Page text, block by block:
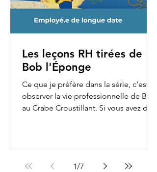
Les leçons RH tirées de
Bob l'Éponge
Ce que je préfère dans la série, c’est
observer la vie professionnelle de Bob
au Crabe Croustillant. Si vous avez déjà
1/7